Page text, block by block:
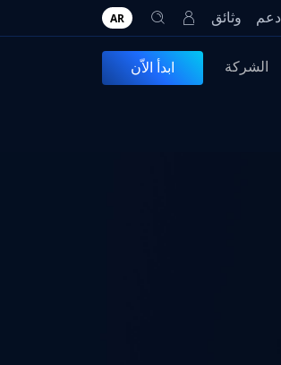
دعم وثائق AR
الشركة ابدأ الاّن